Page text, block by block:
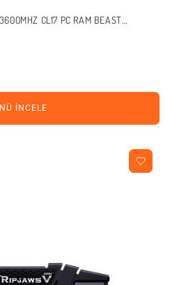
CL17 PC RAM BEAST
İNCELE